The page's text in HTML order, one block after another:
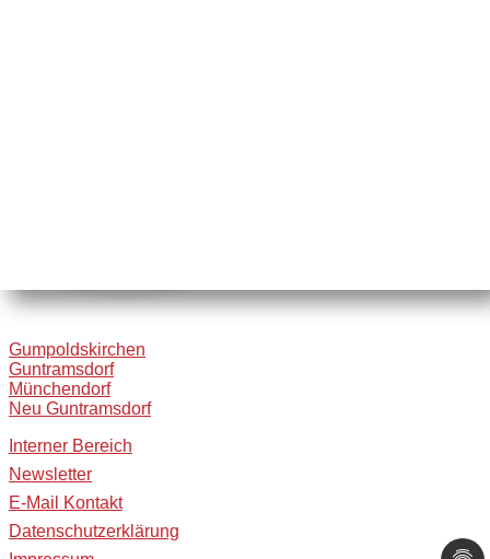
Gumpoldskirchen
Guntramsdorf
Münchendorf
Neu Guntramsdorf
Interner Bereich
Newsletter
E-Mail Kontakt
Datenschutzerklärung